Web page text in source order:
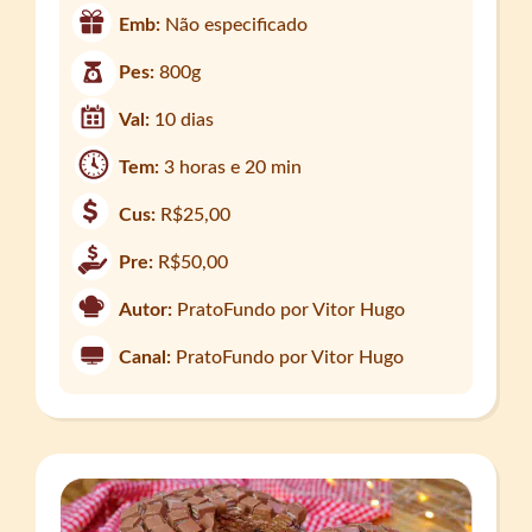
Emb: Não especificado
Pes:800g
Val: 10 dias
Tem:3 horas e 20 min
Cus: R$25,00
Pre: R$50,00
Autor: PratoFundo por Vitor Hugo
Canal: PratoFundo por Vitor Hugo